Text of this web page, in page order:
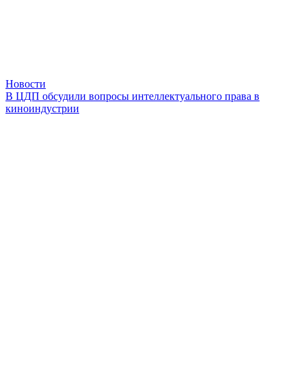
Новости
В ЦДП обсудили вопросы интеллектуального права в
киноиндустрии